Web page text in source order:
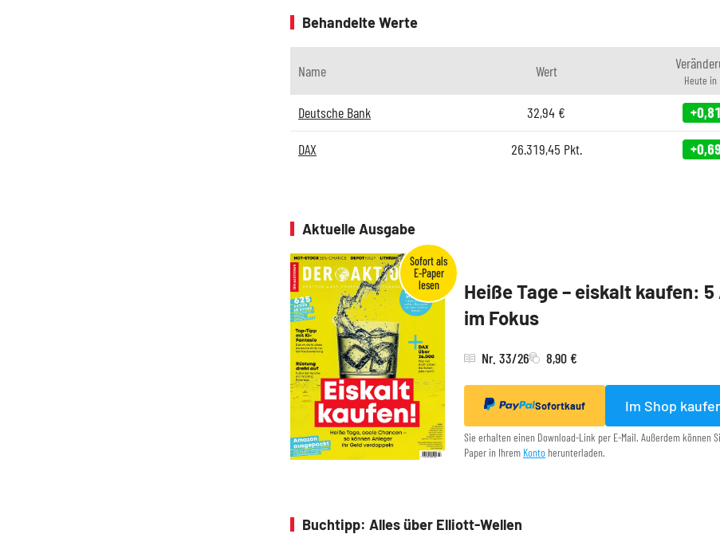
Behandelte Werte
Name Wert
Heute in
Deutsche Bank 32,94 € +0,81
DAX 26.319,45 Pkt. +0,69
Aktuelle Ausgabe
Heiße Tage – eiskalt kaufen:
im Fokus
Nr. 33/26 8,90 €
Sofortkauf Im Shop
Sie erhalten einen Download-Link per E-Mail. Außerdem können
Paper in Ihrem Konto herunterladen.
Buchtipp: Alles über Elliott-Wellen